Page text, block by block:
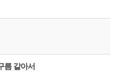
름 같아서